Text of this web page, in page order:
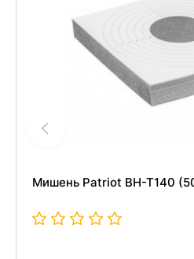
Мишень Patriot BH-T140